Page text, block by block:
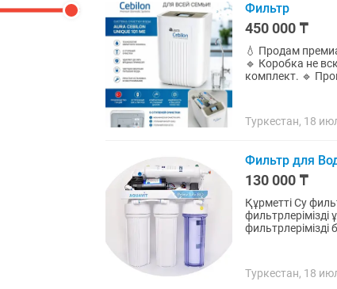
Фильтр
450 000 ₸
💧 Продам
🔹 Коробка не
комплект. 🔹
Туркестан, 18
Фильтр для
130 000 ₸
Құрметті Су
фильтрлерімізді ұсынамыз!!! Бағасы 100 мың
Туркестан, 18